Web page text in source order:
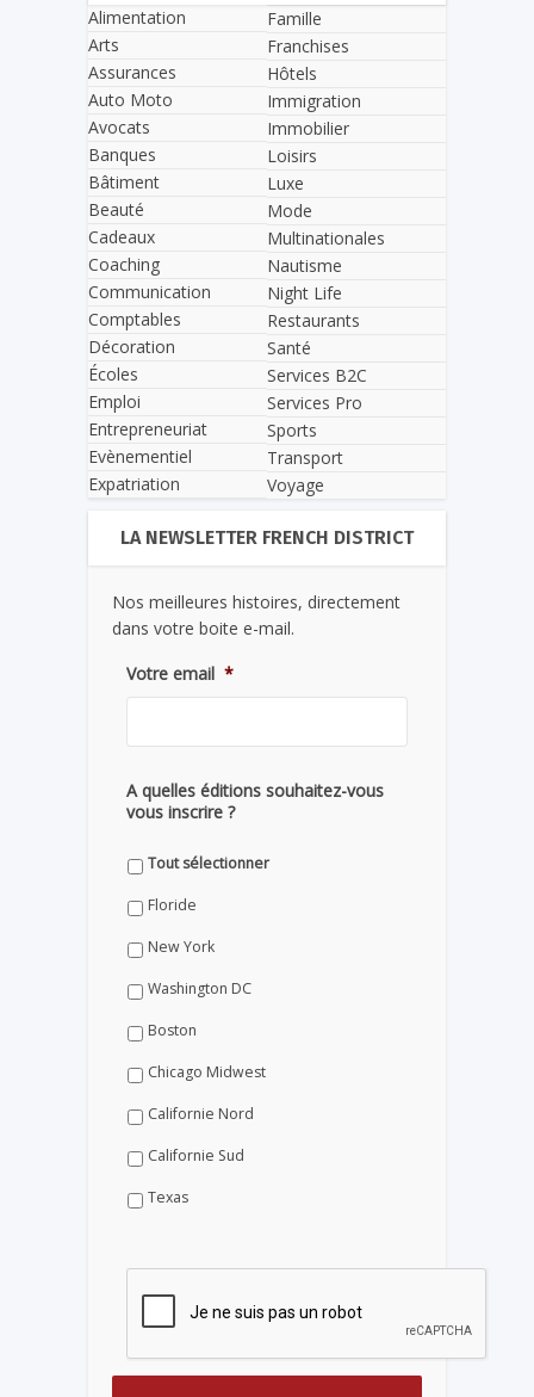
Alimentation
Arts
Assurances
Auto Moto
Avocats
Banques
Bâtiment
Beauté
Cadeaux
Coaching
Communication
Comptables
Décoration
Écoles
Emploi
Entrepreneuriat
Evènementiel
Expatriation
Famille
Franchises
Hôtels
Immigration
Immobilier
Loisirs
Luxe
Mode
Multinationales
Nautisme
Night Life
Restaurants
Santé
Services B2C
Services Pro
Sports
Transport
Voyage
LA NEWSLETTER FRENCH DISTRICT
Nos meilleures histoires, directement
dans votre boite e-mail.
Votre email *
A quelles éditions souhaitez-vous
vous inscrire ?
Tout sélectionner
Floride
New York
Washington DC
Boston
Chicago Midwest
Californie Nord
Californie Sud
Texas